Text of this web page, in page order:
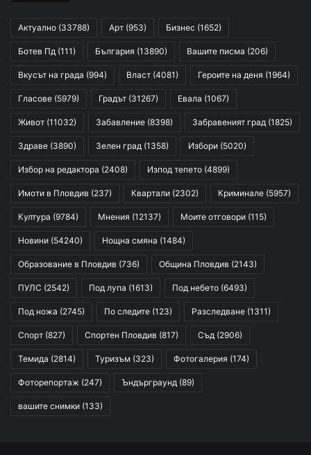
Актуално (33788) Арт (953) Бизнес (1652)
Ботев Пд (111) България (13890) Вашите писма (206)
Вкусът на града (994) Власт (4081) Героите на деня (1964)
Гласове (5979) Градът (31267) Евала (1067)
Живот (11032) Забавление (8398) Забравеният град (1825)
Здраве (3890) Зелен град (1358) Избори (5020)
Избор на редактора (2408) Изпод тепето (4899)
Имоти в Пловдив (237) Квартали (2302) Криминале (5957)
Култура (9784) Мнения (12137) Моите отговори (115)
Новини (54240) Нощна смяна (1484)
Образование в Пловдив (736) Община Пловдив (2143)
ПУЛС (2542) Под лупа (1613) Под небето (6493)
Под ножа (2745) По следите (123) Разследване (1311)
Спорт (827) Спортен Пловдив (817) Съд (2906)
Темида (2814) Туризъм (323) Фотогалерия (174)
Фоторепортаж (247) Ъндърграунд (89)
вашите снимки (133)